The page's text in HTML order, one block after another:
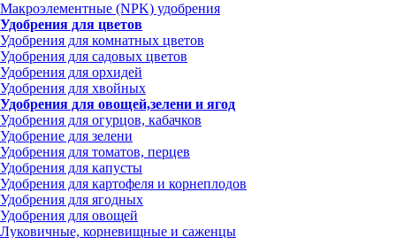
Макроэлементные (NPK) удобрения
Удобрения для цветов
Удобрения для комнатных цветов
Удобрения для садовых цветов
Удобрения для орхидей
Удобрения для хвойных
Удобрения для овощей,зелени и ягод
Удобрения для огурцов, кабачков
Удобрение для зелени
Удобрения для томатов, перцев
Удобрения для капусты
Удобрения для картофеля и корнеплодов
Удобрения для ягодных
Удобрения для овощей
Луковичные, корневищные и саженцы